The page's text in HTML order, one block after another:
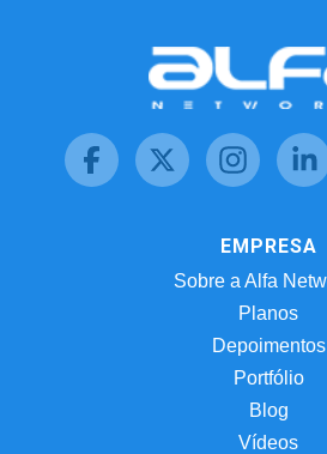
EMPRESA
Sobre a Alfa
Planos
Depoimentos
Portfólio
Blog
Vídeos